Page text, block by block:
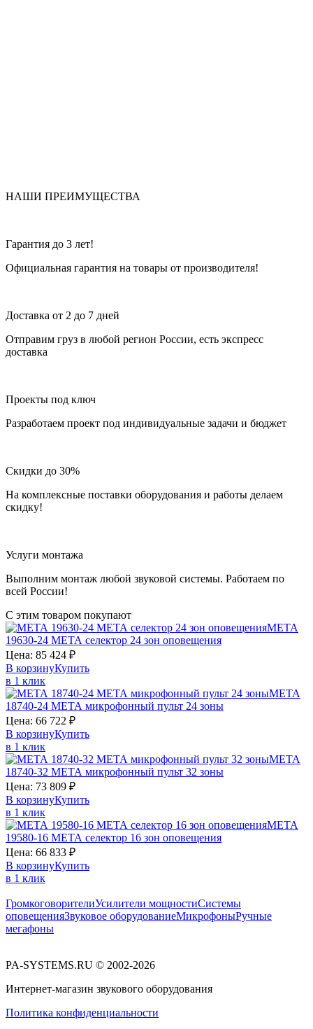
НАШИ ПРЕИМУЩЕСТВА
Гарантия до 3 лет!
Официальная гарантия на товары от производителя!
Доставка от 2 до 7 дней
Отправим груз в любой регион России, есть экспресс
доставка
Проекты под ключ
Разработаем проект под индивидуальные задачи и бюджет
Скидки до 30%
На комплексные поставки оборудования и работы делаем
скидку!
Услуги монтажа
Выполним монтаж любой звуковой системы. Работаем по
всей России!
С этим товаром покупают
МЕТА
19630-24 МЕТА селектор 24 зон оповещения
Цена: 85 424 ₽
В корзинуКупить
в 1 клик
МЕТА
18740-24 МЕТА микрофонный пульт 24 зоны
Цена: 66 722 ₽
В корзинуКупить
в 1 клик
МЕТА
18740-32 МЕТА микрофонный пульт 32 зоны
Цена: 73 809 ₽
В корзинуКупить
в 1 клик
МЕТА
19580-16 МЕТА селектор 16 зон оповещения
Цена: 66 833 ₽
В корзинуКупить
в 1 клик
ГромкоговорителиУсилители мощностиСистемы
оповещенияЗвуковое оборудованиеМикрофоныРучные
мегафоны
PA-SYSTEMS.RU © 2002-2026
Интернет-магазин звукового оборудования
Политика конфиденциальности